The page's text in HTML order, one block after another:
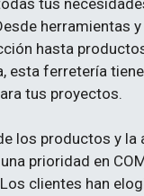
herramientas
hasta
esta ferretería
tus proyectos.
los productos y la
prioridad en
Los clientes han